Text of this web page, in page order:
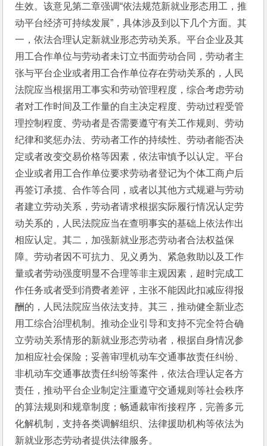
生效。该意见第二章强调“依法规范新就业形态用工，推
动平台经济可持续发展”，具体涉及到以下几个方面。其
一，依法合理认定新就业形态劳动关系。平台企业及其
用工合作单位与劳动者未订立书面劳动合同，劳动者主
张与平台企业或者用工合作单位存在劳动关系的，人民
法院应当根据用工事实和劳动管理程度，综合考虑劳动
者对工作时间及工作量的自主决定程度、劳动过程受管
理控制程度、劳动者是否需要遵守有关工作规则、劳动
纪律和奖惩办法、劳动者工作的持续性、劳动者能否决
定或者改变交易价格等因素，依法审慎予以认定。平台
企业或者用工合作单位要求劳动者登记为个体工商户后
再签订承揽、合作等合同，或者以其他方式规避与劳动
者建立劳动关系，劳动者请求根据实际履行情况认定劳
动关系的，人民法院应当在查明事实的基础上依法作出
相应认定。其二，加强新就业形态劳动者合法权益保
障。劳动者因不可抗力、见义勇为、紧急救助以及工作
量或者劳动强度明显不合理等非主观因素，超时完成工
作任务或者受到消费者差评，主张不能因此扣减应得报
酬的，人民法院应当依法支持。其三，推动健全新业态
用工综合治理机制。推动企业引导和支持不完全符合确
立劳动关系情形的新就业形态劳动者，根据自身情况参
加相应社会保险；妥善审理机动车交通事故责任纠纷、
非机动车交通事故责任纠纷等案件，依法合理认定各方
责任，推动平台企业制定注重遵守交通规则等社会秩序
的算法规则和规章制度；畅通裁审衔接程序，完善多元
化解机制，支持各类调解组织、法律援助机构等依法为
新就业形态劳动者提供法律服务。